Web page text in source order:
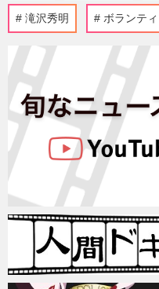
滝沢秀明 ボランテ